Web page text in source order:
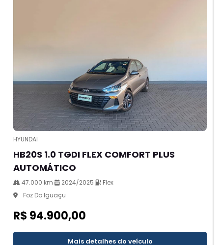
HYUNDAI
HB20S 1.0 TGDI FLEX COMFORT PLUS
AUTOMÁTICO
47.000 km 2024/2025
Flex
Foz Do Iguaçu
R$ 94.900,00
Mais detalhes do veículo